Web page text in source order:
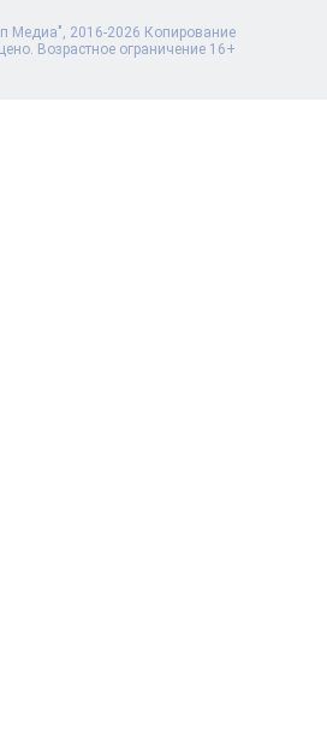
Медиа", 2016-2026 Копирование
Возрастное ограничение 16+